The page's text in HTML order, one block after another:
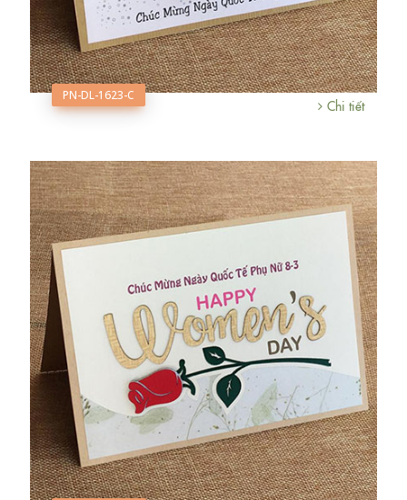
PN-DL-1623-C
Chi tiết